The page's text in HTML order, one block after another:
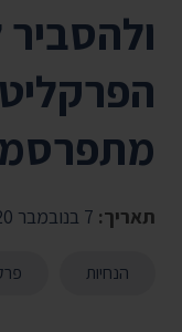
תאריך:
הנחיות